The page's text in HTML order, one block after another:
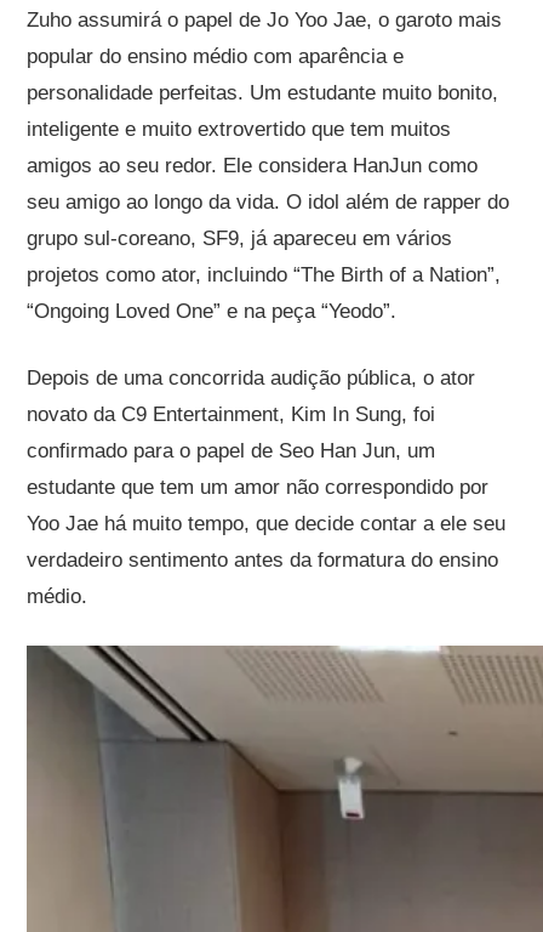
Zuho assumirá o papel de Jo Yoo Jae, o garoto mais
popular do ensino médio com aparência e
personalidade perfeitas. Um estudante muito bonito,
inteligente e muito extrovertido que tem muitos
amigos ao seu redor. Ele considera HanJun como
seu amigo ao longo da vida. O idol além de rapper do
grupo sul-coreano, SF9, já apareceu em vários
projetos como ator, incluindo “The Birth of a Nation”,
“Ongoing Loved One” e na peça “Yeodo”.
Depois de uma concorrida audição pública, o ator
novato da C9 Entertainment, Kim In Sung, foi
confirmado para o papel de Seo Han Jun, um
estudante que tem um amor não correspondido por
Yoo Jae há muito tempo, que decide contar a ele seu
verdadeiro sentimento antes da formatura do ensino
médio.